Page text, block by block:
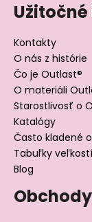
Kontakty
O nás z histórie
Čo je Outlast®
O materiáli
Starostlivosť o
Katalógy
Často kladené
Tabuľky veľkostí
Blog